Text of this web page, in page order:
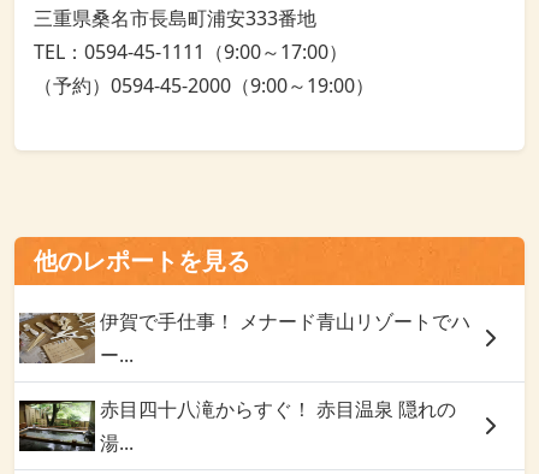
三重県桑名市長島町浦安333番地
TEL：0594-45-1111（9:00～17:00）
（予約）0594-45-2000（9:00～19:00）
他のレポートを見る
伊賀で手仕事！ メナード青山リゾートでハ
ー...
赤目四十八滝からすぐ！ 赤目温泉 隠れの
湯...